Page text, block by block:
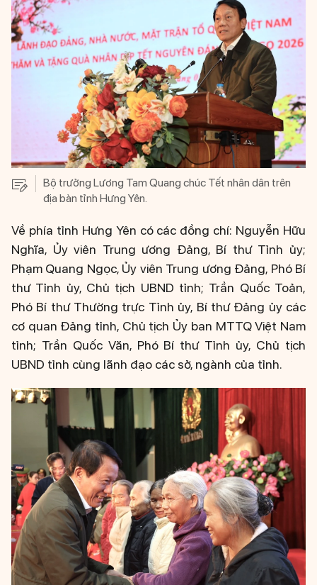
Bộ trưởng Lương Tam Quang chúc Tết nhân dân trên
địa bàn tỉnh Hưng Yên.
Về phía tỉnh Hưng Yên có các đồng chí: Nguyễn Hữu
Nghĩa, Ủy viên Trung ương Đảng, Bí thư Tỉnh ủy;
Phạm Quang Ngọc, Ủy viên Trung ương Đảng, Phó Bí
thư Tỉnh ủy, Chủ tịch UBND tỉnh; Trần Quốc Toản,
Phó Bí thư Thường trực Tỉnh ủy, Bí thư Đảng ủy các
cơ quan Đảng tỉnh, Chủ tịch Ủy ban MTTQ Việt Nam
tỉnh; Trần Quốc Văn, Phó Bí thư Tỉnh ủy, Chủ tịch
UBND tỉnh cùng lãnh đạo các sở, ngành của tỉnh.